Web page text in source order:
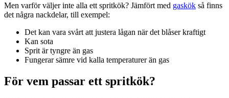
Men varför väljer inte alla ett spritkök? Jämfört med gaskök så finns
det några nackdelar, till exempel:
Det kan vara svårt att justera lågan när det blåser kraftigt
Kan sota
Sprit är tyngre än gas
Fungerar sämre vid kalla temperaturer än gas
För vem passar ett spritkök?